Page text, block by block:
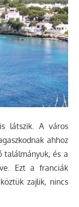
látszik. A város
ahhoz
találmányuk, és a
Ezt a franciák
zajlik, nincs